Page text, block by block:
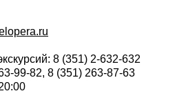
8 (351) 2-632-632
99-82, 8 (351) 263-87-63